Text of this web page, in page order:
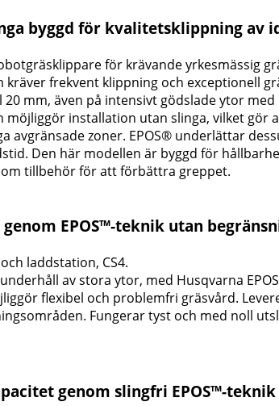
byggd för kvalitetsklippning av
för krävande yrkesmässig
frekvent klippning och exceptionell
mm, även på intensivt gödslade ytor med
möjliggör installation utan slinga, vilket gör
avgränsade zoner. EPOS® underlättar
Den här modellen är byggd för
tillbehör för att förbättra greppet.
EPOS™-teknik utan
laddstation, CS4.
av stora ytor, med Husqvarna
flexibel och problemfri gräsvård.
Fungerar tyst och med noll
genom slingfri EPOS™-teknik